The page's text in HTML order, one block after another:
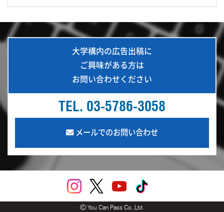
大学構内の広告出稿に
ご興味がある方は
お問い合わせください
TEL. 03-5786-3058
メールでのお問い合わせ
You Can Pass Co.,Ltd.